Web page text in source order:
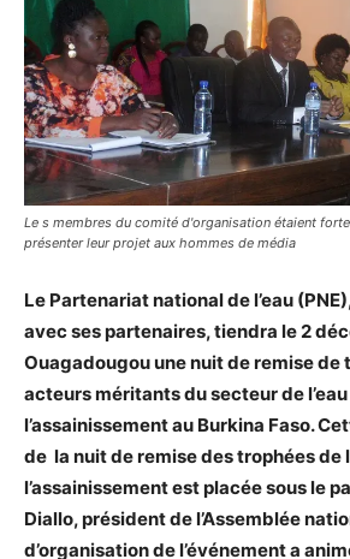
Le s membres du comité d'organisation étaient
présenter leur projet aux hommes de média
Le Partenariat national de l’eau
avec ses partenaires, tiendra le 2
Ouagadougou une nuit de remise de
acteurs méritants du secteur de
l’assainissement au Burkina Faso.
de la nuit de remise des trophées de
l’assainissement est placée sous le
Diallo, président de l’Assemblée
d’organisation de l’événement a